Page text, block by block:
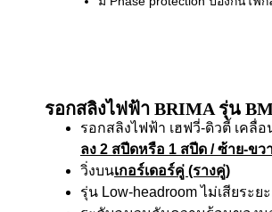
รอกสลิงไฟฟ้า BRIMA รุ่น
รอกสลิงไฟฟ้า เฮฟวี่-ดิวตี้ เคลื่อ
ลง 2 สปีดหรือ 1 สปีด / ซ้าย-ขว
วิ่งบนเกอร์เดอร์คู่ (รางคู่)
รุ่น Low-headroom ไม่เสียระย